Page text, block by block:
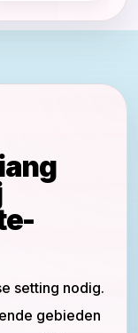
setting nodig.
gebieden